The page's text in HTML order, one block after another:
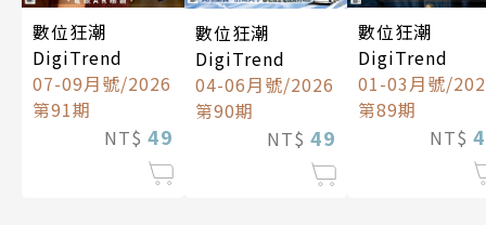
數位狂潮
DigiTrend
07-09月號/2026
第91期
NT$ 49
數位狂潮
DigiTrend
04-06月號/2026
第90期
NT$ 49
數位狂潮
DigiTrend
01-03月號/
第89期
NT$